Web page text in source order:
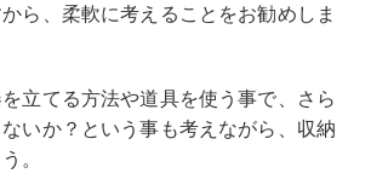
ら、柔軟に考えることをお勧めしま
立てる方法や道具を使う事で、さら
いか？という事も考えながら、収納
。